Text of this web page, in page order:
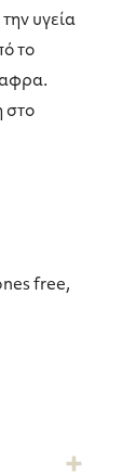
υγεία
το
στο
free,